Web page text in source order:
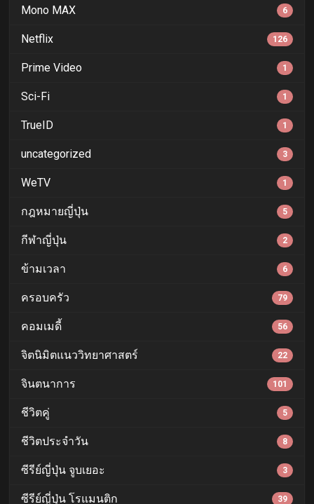
Mono MAX 6
Netflix 126
Prime Video 1
Sci-Fi 1
TrueID 1
uncategorized 3
WeTV 1
กฎหมายญี่ปุ่น 5
กีฬาญี่ปุ่น 2
ข้ามเวลา 6
ครอบครัว 79
คอมเมดี้ 56
จิตนิมิตแนววิทยาศาสตร์ 22
จินตนาการ 101
ชีวิตคู่ 5
ชีวิตประจำวัน 8
ซีรีย์ญี่ปุ่น จูบเยอะ 3
ซีรีย์ญี่ปุ่น โรแมนติก 39